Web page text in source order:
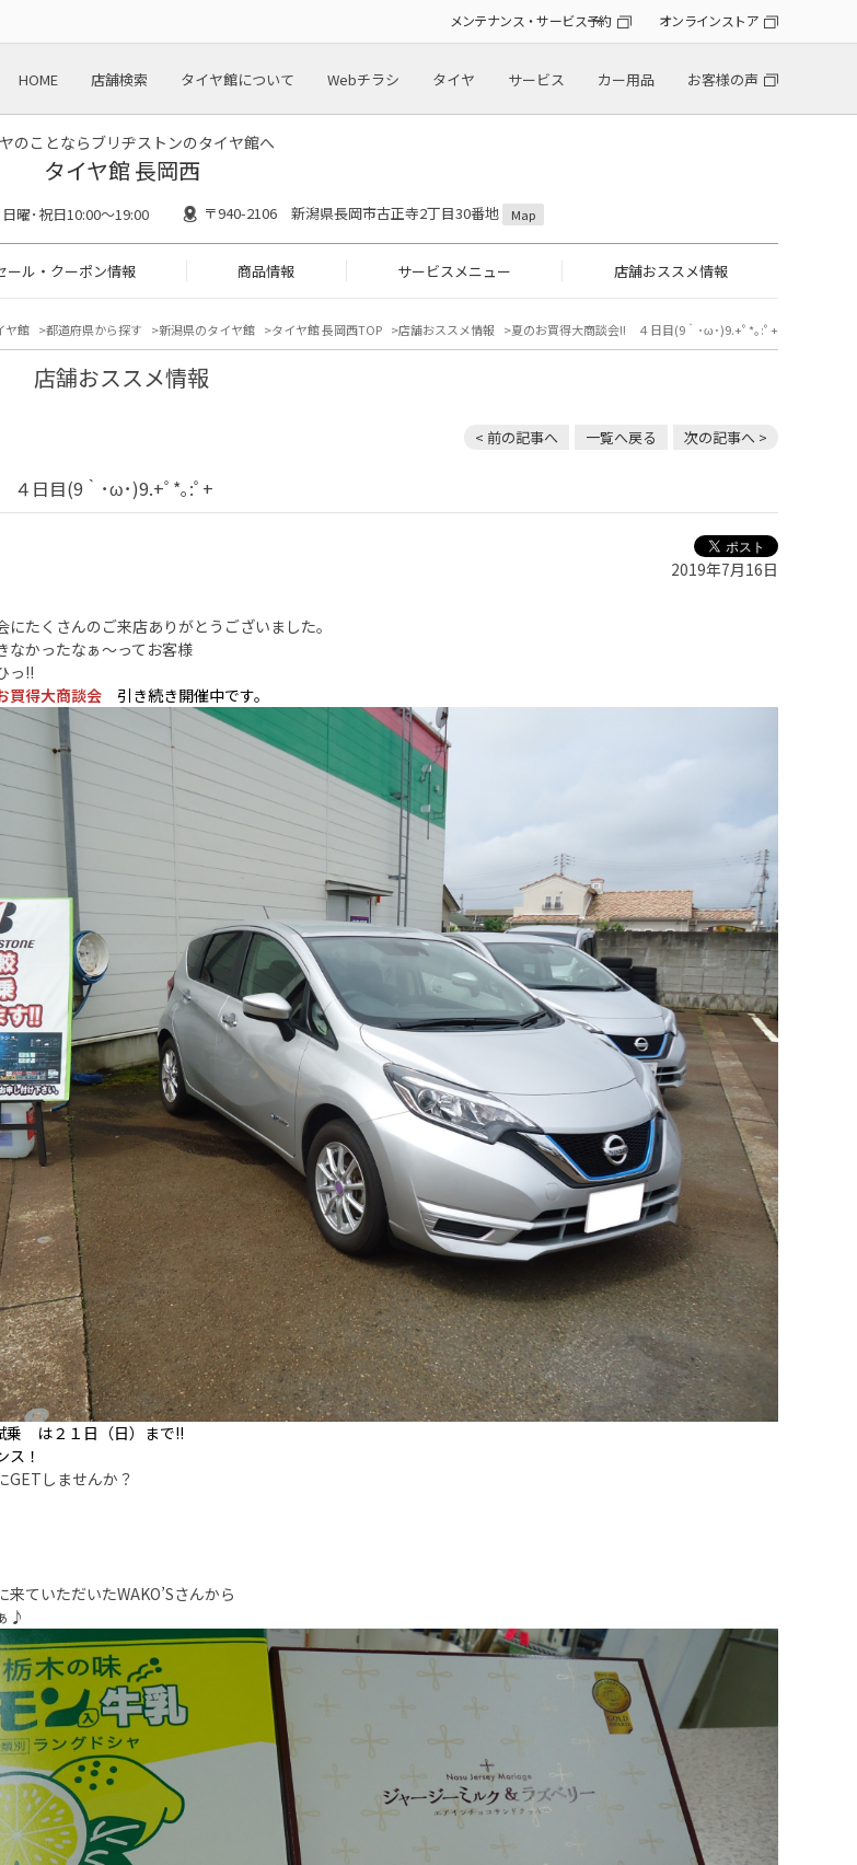
メンテナンス・サービス予約 オンラインストア
HOME 店舗検索 タイヤ館について Webチラシ タイヤ サービス カー用品 お客様の声
のことならブリヂストンのタイヤ館へ
タイヤ館 長岡西
曜･祝日10:00～19:00 〒940-2106 新潟県長岡市古正寺2丁目30番地 Map
ール・クーポン情報 商品情報 サービスメニュー 店舗おススメ情報
ヤ館 都道府県から探す 新潟県のタイヤ館 タイヤ館 長岡西TOP 店舗おススメ情報 夏のお買得大商談会!! ４日目(9｀･ω･)9.+ﾟ*｡:ﾟ+
店舗おススメ情報
< 前の記事へ 一覧へ戻る 次の記事へ >
日目(9｀･ω･)9.+ﾟ*｡:ﾟ+
2019年7月16日
たくさんのご来店ありがとうございました。
なかったなぁ～ってお客様
っ!!
買得大商談会 引き続き開催中です。
乗 は２１日（日）まで!!
ス！
GETしませんか？
ていただいたWAKO’Sさんから
♪